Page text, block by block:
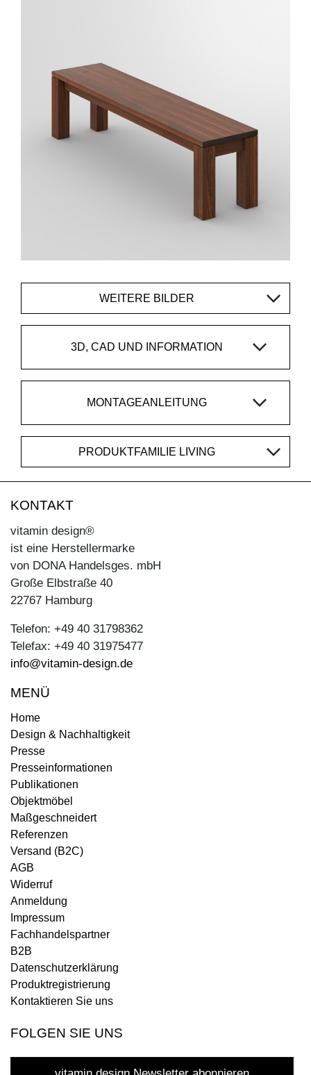
WEITERE BILDER
3D, CAD UND INFORMATION
MONTAGEANLEITUNG
PRODUKTFAMILIE LIVING
KONTAKT
vitamin design®
ist eine Herstellermarke
von DONA Handelsges. mbH
Große Elbstraße 40
22767 Hamburg
Telefon: +49 40 31798362
Telefax: +49 40 31975477
info@vitamin-design.de
MENÜ
Home
Design & Nachhaltigkeit
Presse
Presseinformationen
Publikationen
Objektmöbel
Maßgeschneidert
Referenzen
Versand (B2C)
AGB
Widerruf
Anmeldung
Impressum
Fachhandelspartner
B2B
Datenschutzerklärung
Produktregistrierung
Kontaktieren Sie uns
FOLGEN SIE UNS